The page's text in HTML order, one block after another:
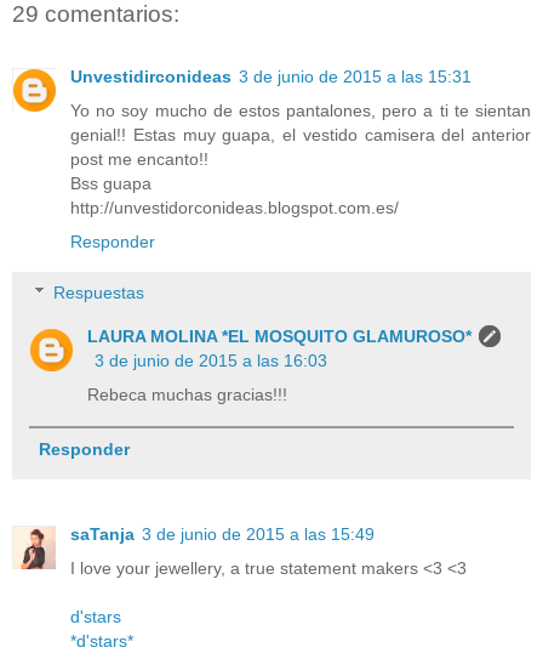
29 comentarios:
Unvestidirconideas 3 de junio de 2015 a las 15:31
Yo no soy mucho de estos pantalones, pero a ti te sientan
genial!! Estas muy guapa, el vestido camisera del anterior
post me encanto!!
Bss guapa
http://unvestidorconideas.blogspot.com.es/
Responder
Respuestas
LAURA MOLINA *EL MOSQUITO GLAMUROSO*
3 de junio de 2015 a las 16:03
Rebeca muchas gracias!!!
Responder
saTanja 3 de junio de 2015 a las 15:49
I love your jewellery, a true statement makers <3 <3
d'stars
*d'stars*